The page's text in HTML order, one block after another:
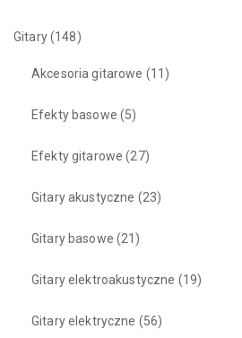
Gitary(148)
Akcesoria gitarowe (11)
Efekty basowe (5)
Efekty gitarowe (27)
Gitary akustyczne (23)
Gitary basowe (21)
Gitary elektroakustyczne (19)
Gitary elektryczne (56)